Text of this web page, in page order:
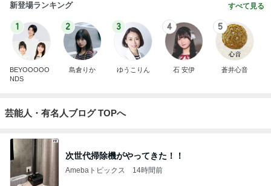
新登場ランキング すべて見る
1
BEYOOOOO
NDS
2
島倉りか
3
ゆうこりん
4
石 安伊
5
蒼井心音
芸能人・有名人ブログ TOPへ
次世代掃除機がやってきた！！
Amebaトピックス 14時間前